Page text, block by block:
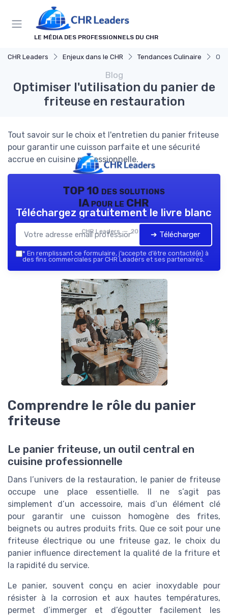
LE MÉDIA DES PROFESSIONNELS DU CHR
CHR Leaders Enjeux dans le CHR Tendances Culinaire
Blog
Optimiser l'utilisation du panier de
friteuse en restauration
Tout savoir sur le choix et l'entretien du panier friteuse
pour garantir une cuisson parfaite et une sécurité
accrue en cuisine professionnelle.
TOP 10 des solutions
IA pour le CHR
CHR Leaders — 2026
Téléchargez gratuitement le livre blanc
➔ Télécharger
* En remplissant ce formulaire, j’accepte d’être contacté(e) à
des fins commerciales par CHR Leaders et ses partenaires.
Comprendre le rôle du panier
friteuse
Le panier friteuse, un outil central en
cuisine professionnelle
Dans l’univers de la restauration, le panier de friteuse
occupe une place essentielle. Il ne s’agit pas
simplement d’un accessoire, mais d’un élément clé
pour garantir une cuisson homogène des frites,
beignets ou autres produits frits. Que ce soit pour une
friteuse électrique ou une friteuse gaz, le choix du
panier influence directement la qualité de la friture et
la rapidité du service.
Le panier, souvent conçu en acier inoxydable pour
résister à la corrosion et aux hautes températures,
permet d’immerger et d’égoutter facilement les
Panneau de gestion des cookies